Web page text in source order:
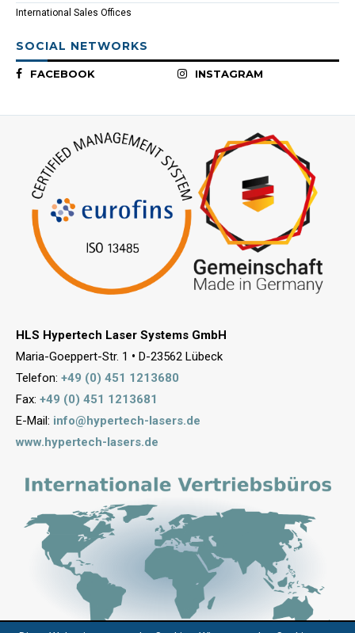
International Sales Offices
SOCIAL NETWORKS
FACEBOOK INSTAGRAM
HLS Hypertech Laser Systems GmbH
Maria-Goeppert-Str. 1 • D-23562 Lübeck
Telefon: +49 (0) 451 1213680
Fax: +49 (0) 451 1213681
E-Mail: info@hypertech-lasers.de
www.hypertech-lasers.de